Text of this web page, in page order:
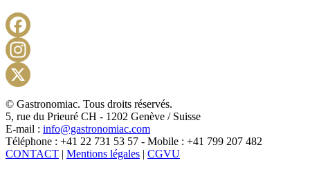
X
© Gastronomiac. Tous droits réservés.
5, rue du Prieuré CH - 1202 Genève / Suisse
E-mail : info@gastronomiac.com
Téléphone : +41 22 731 53 57 - Mobile : +41 799 207 482
CONTACT | Mentions légales | CGVU